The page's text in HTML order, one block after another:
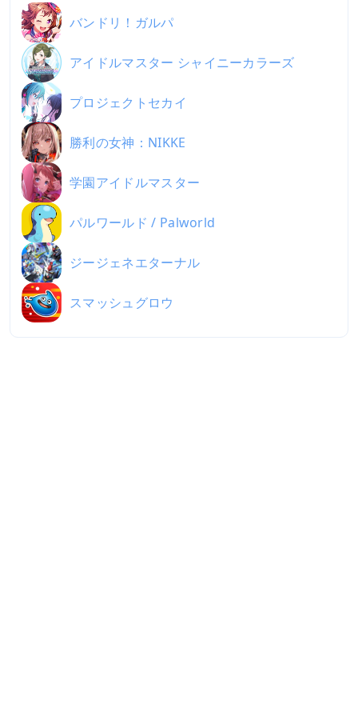
バンドリ！ガルパ
アイドルマスター シャイニーカラーズ
プロジェクトセカイ
勝利の女神：NIKKE
学園アイドルマスター
パルワールド / Palworld
ジージェネエターナル
スマッシュグロウ